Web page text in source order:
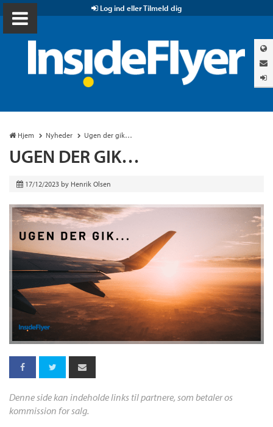
Log ind eller Tilmeld dig
Hjem Nyheder Ugen der gik…
UGEN DER GIK…
17/12/2023 by Henrik Olsen
Denne side kan indeholde links til partnere, som betaler os
kommission for salg.